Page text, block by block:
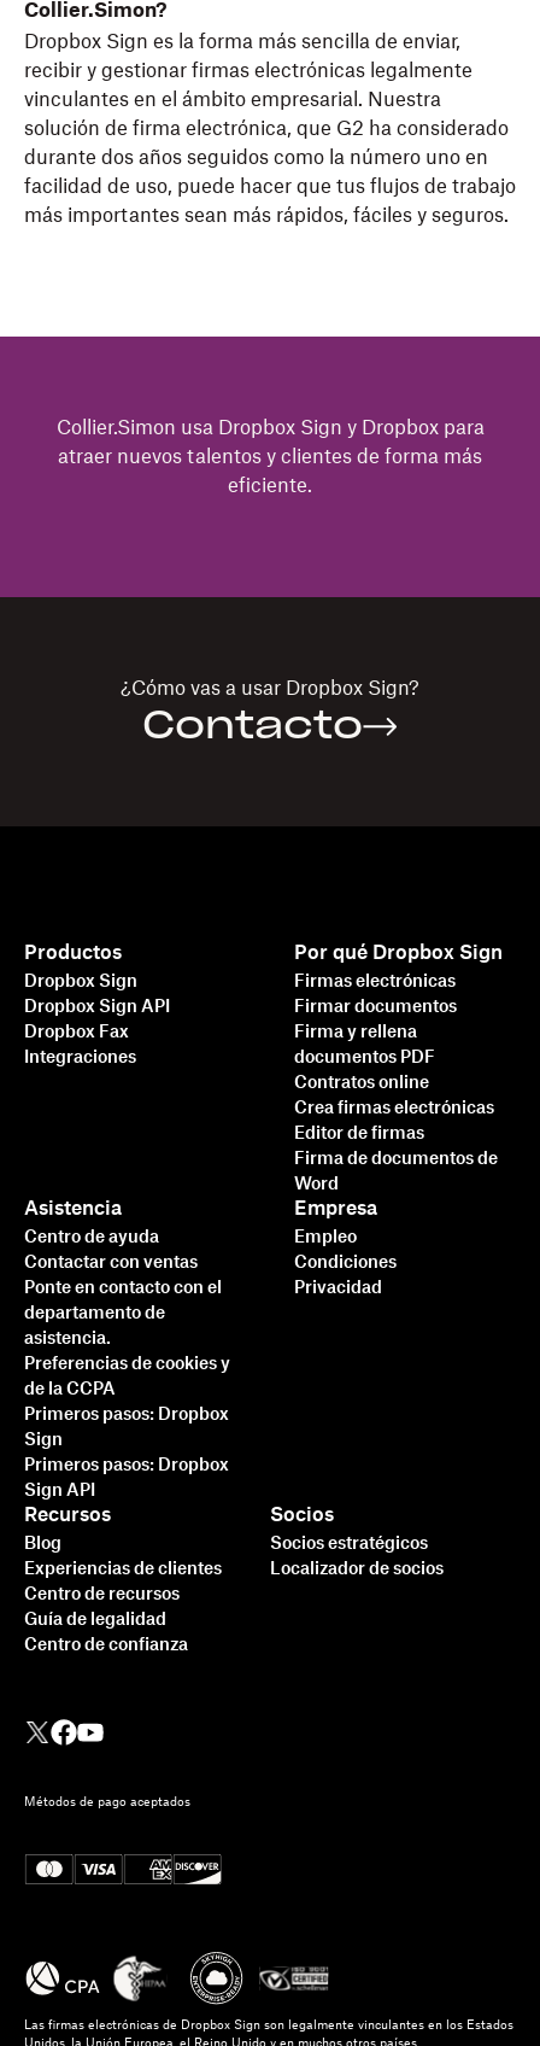
Collier.Simon?
Dropbox Sign es la forma más sencilla de enviar,
recibir y gestionar firmas electrónicas legalmente
vinculantes en el ámbito empresarial. Nuestra
solución de firma electrónica, que G2 ha considerado
durante dos años seguidos como la número uno en
facilidad de uso, puede hacer que tus flujos de trabajo
más importantes sean más rápidos, fáciles y seguros.
Collier.Simon usa Dropbox Sign y Dropbox para
atraer nuevos talentos y clientes de forma más
eficiente.
¿Cómo vas a usar Dropbox Sign?
Contacto
Productos
Dropbox Sign
Dropbox Sign API
Dropbox Fax
Integraciones
Por qué Dropbox Sign
Firmas electrónicas
Firmar documentos
Firma y rellena
documentos PDF
Contratos online
Crea firmas electrónicas
Editor de firmas
Firma de documentos de
Word
Asistencia
Centro de ayuda
Contactar con ventas
Ponte en contacto con el
departamento de
asistencia.
Preferencias de cookies y
de la CCPA
Primeros pasos: Dropbox
Sign
Primeros pasos: Dropbox
Sign API
Recursos
Blog
Experiencias de clientes
Centro de recursos
Guía de legalidad
Centro de confianza
Socios
Socios estratégicos
Localizador de socios
Empresa
Empleo
Condiciones
Privacidad
Métodos de pago aceptados
Las firmas electrónicas de Dropbox Sign son legalmente vinculantes en los Estados